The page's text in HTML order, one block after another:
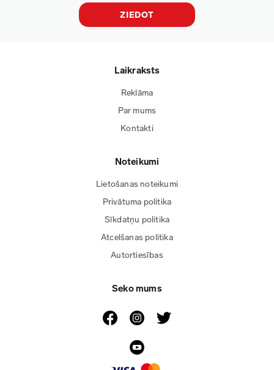
ZIEDOT
Laikraksts
Reklāma
Par mums
Kontakti
Noteikumi
Lietošanas noteikumi
Privātuma politika
Sīkdatņu politika
Atcelšanas politika
Autortiesības
Seko mums